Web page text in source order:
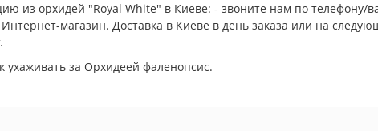
из орхидей "Royal White" в Киеве: - звоните нам по
магазин. Доставка в Киеве в день заказа или на
за Орхидеей фаленопсис.